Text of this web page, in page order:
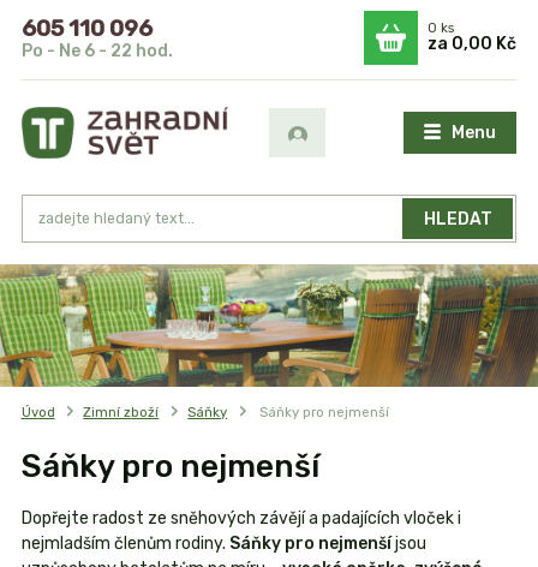
Menu
HLEDAT
605 110 096
Po - Ne 6 - 22 hod.
0ks
za 0,00 Kč
Úvod Zimní zboží Sáňky Sáňky pro nejmenší
Sáňky pro nejmenší
Dopřejte radost ze sněhových závějí a padajících vloček i
nejmladším členům rodiny. Sáňky pro nejmenšíjsou